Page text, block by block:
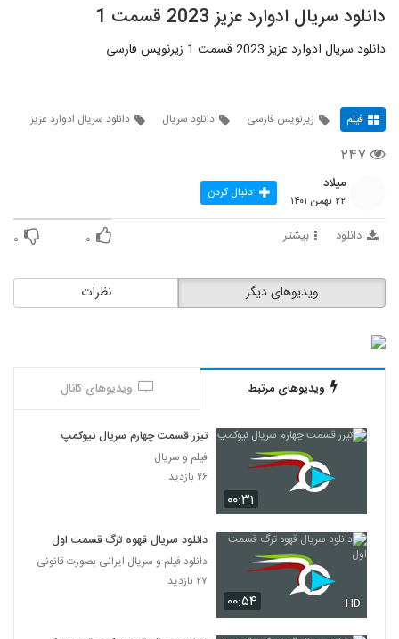
دانلود سریال ادوارد عزیز 2023 قسمت 1
دانلود سریال ادوارد عزیز 2023 قسمت 1 زیرنویس فارسی
فیلم زیرنویس فارسی دانلود سریال دانلود سریال ادوارد عزیز
۲۴۷
میلاد
۲۲ بهمن ۱۴۰۱ دنبال کردن
دانلود بیشتر ۰ ۰
نظرات ویدیوهای دیگر
ویدیوهای مرتبط ویدیوهای کانال
۰۰:۳۱
تیزر قسمت چهارم سریال نیوکمپ
فیلم و سریال
۲۶ بازدید
۰۰:۵۴ HD
دانلود سریال قهوه ترگ قسمت اول
دانلود فیلم و سریال ایرانی بصورت قانونی
۲۷ بازدید